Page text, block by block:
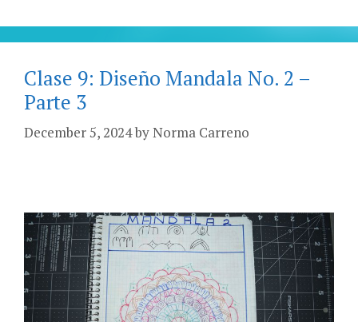
Clase 9: Diseño Mandala No. 2 –
Parte 3
December 5, 2024byNorma Carreno